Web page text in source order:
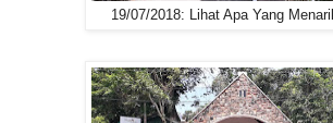
19/07/2018: Lihat Apa Yang